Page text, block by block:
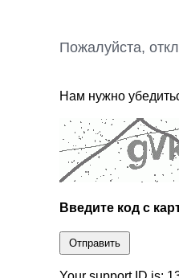
Пожалуйста,
Нам нужно
Введите код с
Отправить